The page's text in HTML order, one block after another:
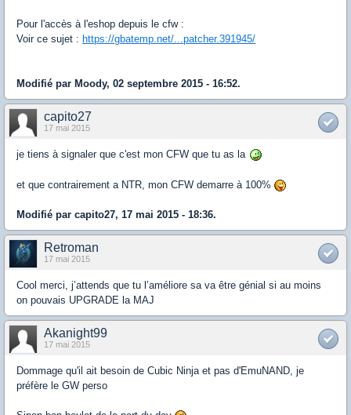
Pour l'accès à l'eshop depuis le cfw :
Voir ce sujet : https://gbatemp.net/...patcher.391945/
Modifié par Moody, 02 septembre 2015 - 16:52.
capito27
17 mai 2015
je tiens à signaler que c'est mon CFW que tu as la
et que contrairement a NTR, mon CFW demarre à 100%
Modifié par capito27, 17 mai 2015 - 18:36.
Retroman
17 mai 2015
Cool merci, j’attends que tu l’améliore sa va être génial si au moins
on pouvais UPGRADE la MAJ
Akanight99
17 mai 2015
Dommage qu'il ait besoin de Cubic Ninja et pas d'EmuNAND, je
préfère le GW perso